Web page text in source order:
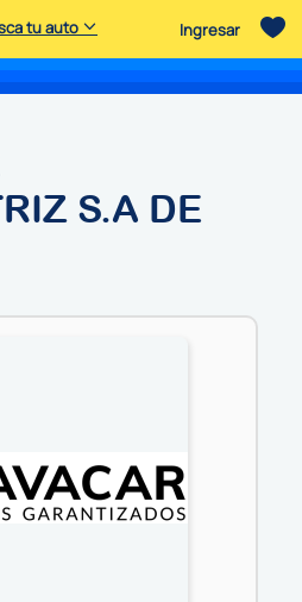
tu auto Ingresar
S.A DE